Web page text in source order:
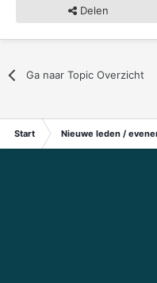
Delen
Ga naar Topic Overzicht
Start Nieuwe leden /